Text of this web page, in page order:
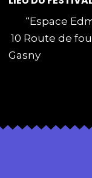
“Espace
10 Route de
Gasny